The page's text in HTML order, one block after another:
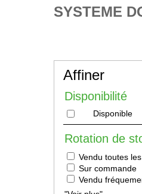
SYSTEME
Affiner
Disponibilité
Disponible
Rotation de
Vendu toutes
Sur commande
Vendu